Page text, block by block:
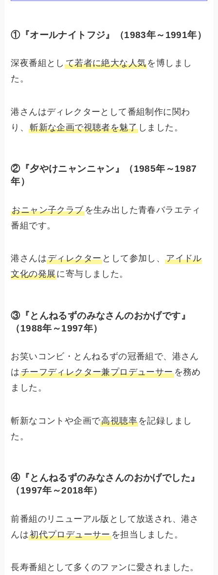
①『オールナイトフジ』 （1983年～1991年）
深夜番組とし て若者に絶大な人気を博しまし
た。
港さんはディレクターとして番組制作に関わ
り、斬新な企画で視聴者を魅了 しました。
②『夕やけニャンニャン』
（1985年～1987
年）
おニャン子クラブを生み出した青春バラエティ
番組です。
港さんはディレクター として参加し、アイドル
文化の発展に寄与しました。
③『とんねるずのみなさんのおかげです』
（1988年～1997年）
お笑いコンビ・とんねるずの冠番組で、港さん
はチーフディレクター兼プロデューサーを務め
ました。
斬新なコントや企画で高視聴率を記録しまし
た。
④『とんねるずのみなさんのおかげでした』
（1997年～2018年）
前番組のリニューアル版として放送され、港さ
んは初代プロデューサーを担当しました。
長寿番組として多くのファンに愛されました。